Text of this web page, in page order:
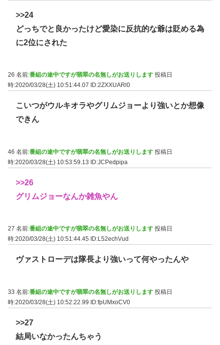
>>24
どっちでと良かったけど愛染に反抗的な爺は貶める為
に2位にされた
26 名前:番組の途中ですが翡翠の名無しがお送りします 投稿日
時:2020/03/28(土) 10:51:44.07
ID:2ZXXUARl0
こいつがウルキオラやグリムジョーより強いとか想像
できん
46 名前:番組の途中ですが翡翠の名無しがお送りします 投稿日
時:2020/03/28(土) 10:53:59.13 ID:JCPedpipa
>>26
グリムジョーなんか雑魚やん
27 名前:番組の途中ですが翡翠の名無しがお送りします 投稿日
時:2020/03/28(土) 10:51:44.45
ID:L52echVud
ヴァストローデは隊長より強いって何やったんや
33 名前:番組の途中ですが翡翠の名無しがお送りします 投稿日
時:2020/03/28(土) 10:52:22.99 ID:fpUMxoCV0
>>27
結局いなかったんちゃう